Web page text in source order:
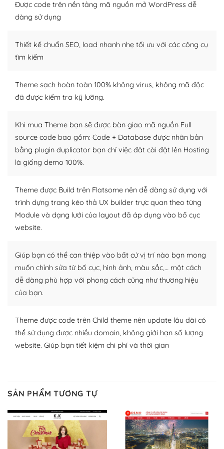
tìm kiếm chúng trên Internet hoặc nhờ chuyên gia.
– Sở hữu một cộng đồng lớn, sẵn sàng hỗ trợ
khổng lồ được kiểm duyệt bởi các nhân viên và những
người cuồng tín WordPress.
kiếm những cộng đồng WordPress, họ sẽ giúp bạn trả
lời, giải đáp vấn đề của bạn.
Cộng đồng sử dụng WordPress sẵn sàng hỗ trợ bạn
Plugin mở rộng là thành phần cài đặt thêm vào
WordPress để tăng thêm các tính năng cần thiết. Có
nhiều plugin trả phí hoặc miễn phí.
plugin của WordPress rất phong phú. Bạn có thể thỏa
thích chọn lựa plugin và themes phù hợp cho mục đích
lập website của mình.
– Dễ sử dụng
Với mọi Hosting bất kỳ thì WordPress đều có thể dễ
Và bạn có toàn quyền tự do khi quyết định nơi lưu trữ
trang web WordPress của bạn.
Dễ dàng lựa chọn Hosting cho website WordPress
– Bảo mật cực tốt
Được code trên nền tảng mã nguồn mở WordPress dễ
dàng sử dụng
Thiết kế chuẩn SEO, load nhanh nhẹ tối ưu với các công cụ
tìm kiếm
Theme sạch hoàn toàn 100% không virus, không mã độc
đã được kiểm tra kỹ lưỡng.
Khi mua Theme bạn sẽ được bàn giao mã nguồn Full
source code bao gồm: Code + Database được nhân bản
bằng plugin duplicator bạn chỉ việc đăt cài đặt lên Hosting
là giống demo 100%.
Theme được Build trên Flatsome nên dễ dàng sử dụng với
trình dựng trang kéo thả UX builder trực quan theo từng
Module và dạng lưới của layout đã áp dụng vào bố cục
website.
Giúp bạn có thể can thiệp vào bất cứ vị trí nào bạn mong
muốn chỉnh sửa từ bố cục, hình ảnh, màu sắc,… một cách
dễ dàng phù hợp với phong cách cũng như thương hiệu
của bạn.
Theme được code trên Child theme nên update lâu dài có
thể sử dụng được nhiều domain, không giới hạn số lượng
website. Giúp bạn tiết kiệm chi phí và thời gian
SẢN PHẨM TƯƠNG TỰ